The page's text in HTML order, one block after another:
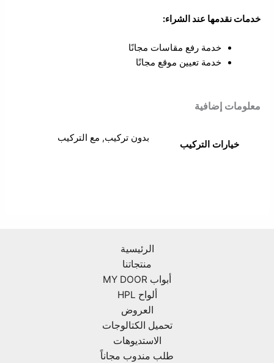
خدمات نقدمها عند الشراء:
خدمة رفع مقاسات مجانًا
خدمة تعيين موقع مجانًا
معلومات إضافية
خيارات التركيب
بدون تركيب, مع التركيب
الرئيسية
منتجاتنا
أبواب MY DOOR
ألواح HPL
العروض
تحميل الكتالوجات
الاستديوهات
طلب مندوب مجاناً